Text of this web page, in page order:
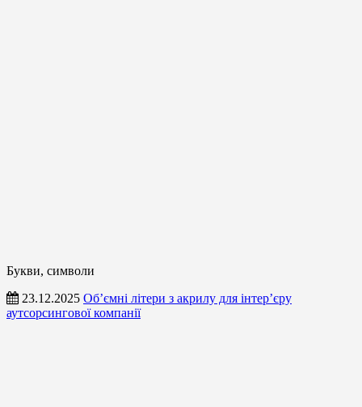
Букви, символи
23.12.2025 Об’ємні літери з акрилу для інтер’єру
аутсорсингової компанії